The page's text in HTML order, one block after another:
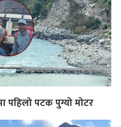
पहिलो पटक पुग्यो मोटर